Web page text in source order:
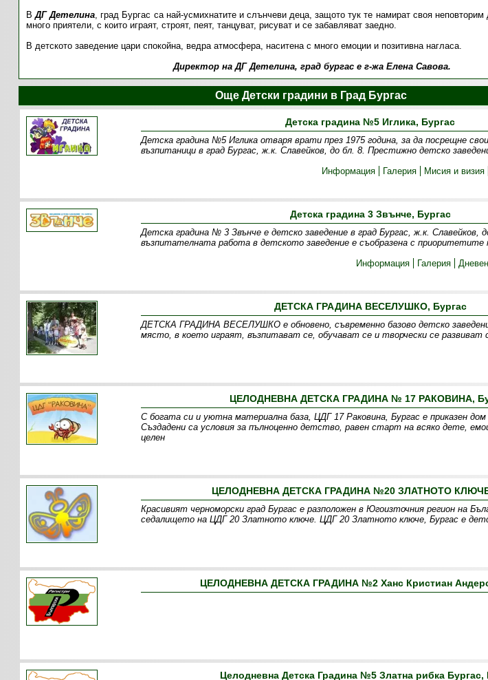
ВДГ Детелина, град Бургас са най-усмихнатите и слънчеви деца, защото тук те намират своя
много приятели, с които играят, строят, пеят, танцуват, рисуват и се забавляват заедно.
В детското заведение цари спокойна, ведра атмосфера, наситена с много емоции и позитивна нагласа.
Директор на ДГ Детелина, град бургас е г-жа Елена Савова.
Още Детски градини в Град Бургас
Детска градина №5 Иглика, Бургас
Детска градина №5 Иглика отваря врати през 1975 година, за да посрещне
възпитаници в град Бургас, ж.к. Славейков, до бл. 8. Престижно детско
Информация
Галерия Мисия и визия
Детска градина 3 Звънче, Бургас
Детска градина № 3 Звънче е детско заведение в град Бургас, ж.к. Славейков,
възпитателната работа в детското заведение е съобразена с приоритетите
Информация
Галерия
ДЕТСКА ГРАДИНА ВЕСЕЛУШКО, Бургас
ДЕТСКА ГРАДИНА ВЕСЕЛУШКО е обновено, съвременно базово детско
място, в което играят, възпитават се, обучават се и творчески се
ЦЕЛОДНЕВНА ДЕТСКА ГРАДИНА № 17 РАКОВИНА,
С богата си и уютна материална база, ЦДГ 17 Раковина, Бургас е приказен
Създадени са условия за пълноценно детство, равен старт на всяко дете,
целен
ЦЕЛОДНЕВНА ДЕТСКА ГРАДИНА №20 ЗЛАТНОТО
Красивият черноморски град Бургас е разположен в Югоизточния регион на
седалището на ЦДГ 20 Златното ключе. ЦДГ 20 Златното ключе, Бургас е
ЦЕЛОДНЕВНА ДЕТСКА ГРАДИНА №2 Ханс Кристиан
Целодневна Детска Градина №5 Златна рибка Бургас,